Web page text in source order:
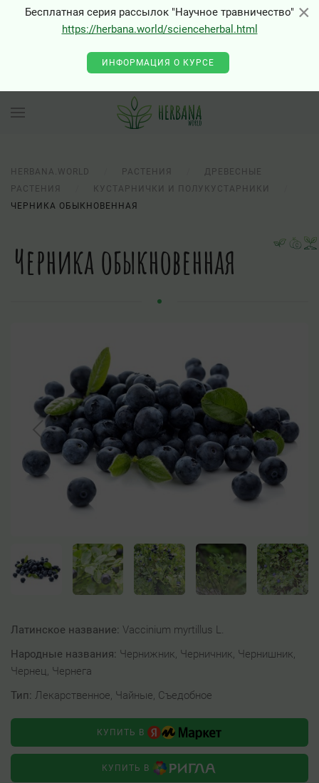
×
Бесплатная серия рассылок "Научное травничество"
https://herbana.world/scienceherbal.html
ИНФОРМАЦИЯ О КУРСЕ
HERBANA.WORLD РАСТЕНИЯ
ДРЕВЕСНЫЕ
РАСТЕНИЯ
КУСТАРНИЧКИ И ПОЛУКУСТАРНИКИ
ЧЕРНИКА ОБЫКНОВЕННАЯ
Черника обыкновенная
Латинское название: Vaccinium myrtillus L.
Народные названия: Чернижник, Черничник, Чернишник,
Чернец, Чернега
Тип: Лекарственное, Чайные, Съедобное
КУПИТЬ В
КУПИТЬ В
×